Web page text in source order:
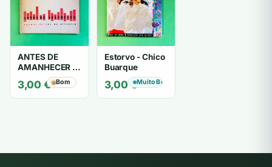
ANTES DE
AMANHECER -
ruy de oliveira
3,00 € Bom
Estorvo - Chico
Buarque
3,00€Muito Bom